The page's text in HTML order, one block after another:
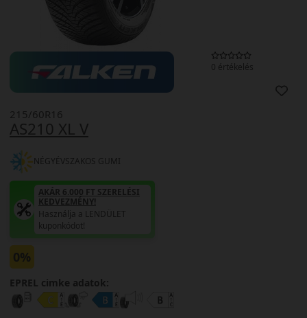
0 értékelés
AS210 XL V
215/60R16
NÉGYÉVSZAKOS GUMI
AKÁR 6.000 FT SZERELÉSI
KEDVEZMÉNY!
Használja a LENDÜLET
kuponkódot!
0%
EPREL cimke adatok: